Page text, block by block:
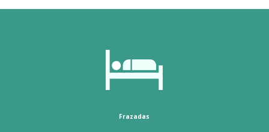
Frazadas